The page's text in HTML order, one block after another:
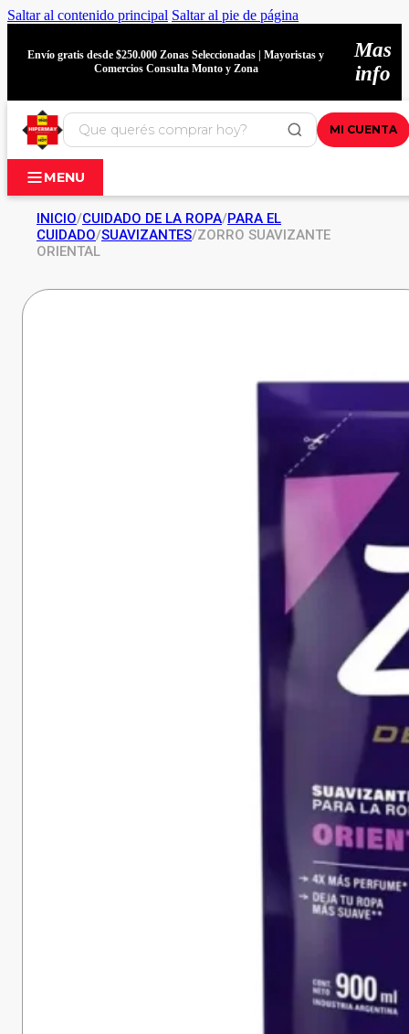
Saltar al contenido principal Saltar al pie de página
Envío gratis desde $250.000 Zonas Seleccionadas | Mayoristas y
Comercios Consulta Monto y Zona
Mas
info
MI CUENTA
MENU
INICIO/CUIDADO DE LA ROPA/PARA EL
CUIDADO/SUAVIZANTES/ZORRO SUAVIZANTE
ORIENTAL